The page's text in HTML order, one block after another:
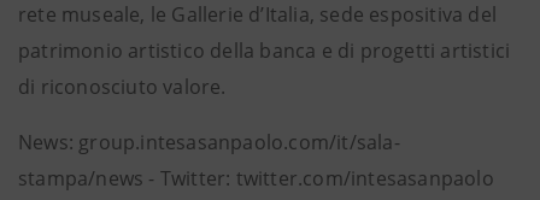
rete museale, le Gallerie d’Italia, sede espositiva del
patrimonio artistico della banca e di progetti artistici
di riconosciuto valore.
News: group.intesasanpaolo.com/it/sala-
stampa/news - Twitter: twitter.com/intesasanpaolo